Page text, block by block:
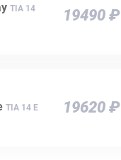
TIA 14
19490 ₽
TIA 14 E 19620 ₽